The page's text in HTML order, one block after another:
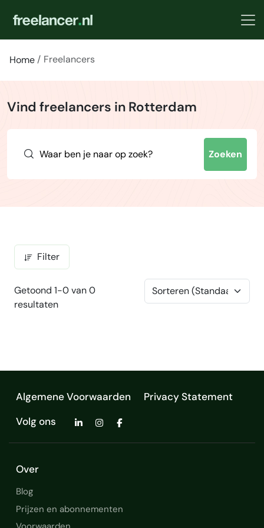
Home Freelancers
Vind freelancers in Rotterdam
Zoeken
Filter
Getoond 1-0 van 0
resultaten
Algemene Voorwaarden
Privacy Statement
Volg ons
Over
Blog
Prijzen en abonnementen